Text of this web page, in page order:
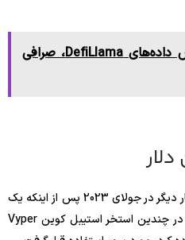
بر اساس داده‌های DefiLlama، صرافی
Curve با هک ها غریبه نیست، یک بار دیگر در جولای 2023 پس از اینکه یک
مهاجم از یک قفل بازگشتی معیوب در چندین استخر استیبل کوین Vyper